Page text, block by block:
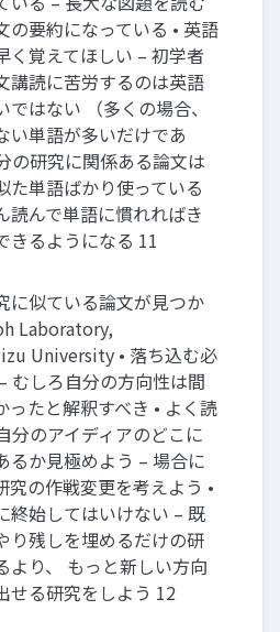
の要約になっている • 英語
く覚えてほしい – 初学者
講読に苦労するのは英語
ではない （多くの場合、
い単語が多いだけであ
の研究に関係ある論文は
た単語ばかり使っている
んで単語に慣れればき
きるようになる 11
に似ている論文が見つか
Laboratory,
University • 落ち込む必
むしろ自分の方向性は間
ったと解釈すべき • よく読
分のアイディアのどこに
るか見極めよう – 場合に
究の作戦変更を考えよう •
終始してはいけない – 既
り残しを埋めるだけの研
より、 もっと新しい方向
せる研究をしよう 12